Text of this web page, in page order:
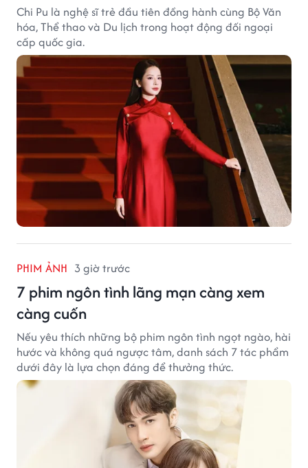
Chi Pu là nghệ sĩ trẻ đầu tiên đồng hành cùng Bộ Văn
hóa, Thể thao và Du lịch trong hoạt động đối ngoại
cấp quốc gia.
PHIM ẢNH 3 giờ trước
7 phim ngôn tình lãng mạn càng xem
càng cuốn
Nếu yêu thích những bộ phim ngôn tình ngọt ngào, hài
hước và không quá ngược tâm, danh sách 7 tác phẩm
dưới đây là lựa chọn đáng để thưởng thức.